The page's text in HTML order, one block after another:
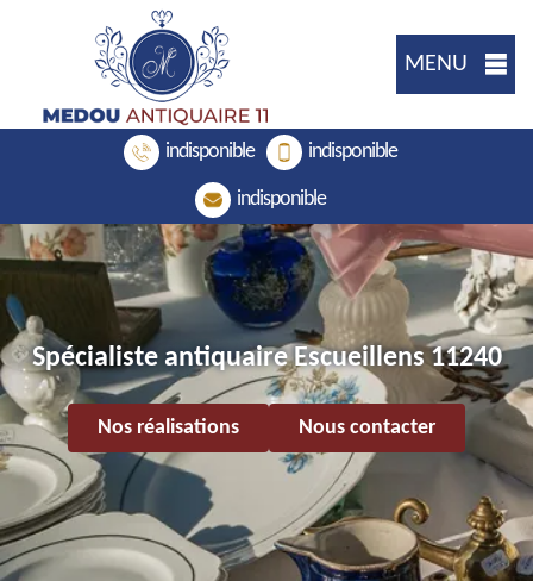
MENU
indisponible indisponible
indisponible
Spécialiste antiquaire Escueillens 11240
Nos réalisations Nous contacter